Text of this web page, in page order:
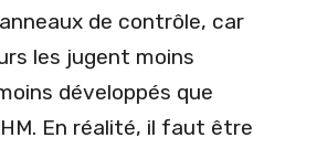
de contrôle, car
les jugent moins
développés que
En réalité, il faut être